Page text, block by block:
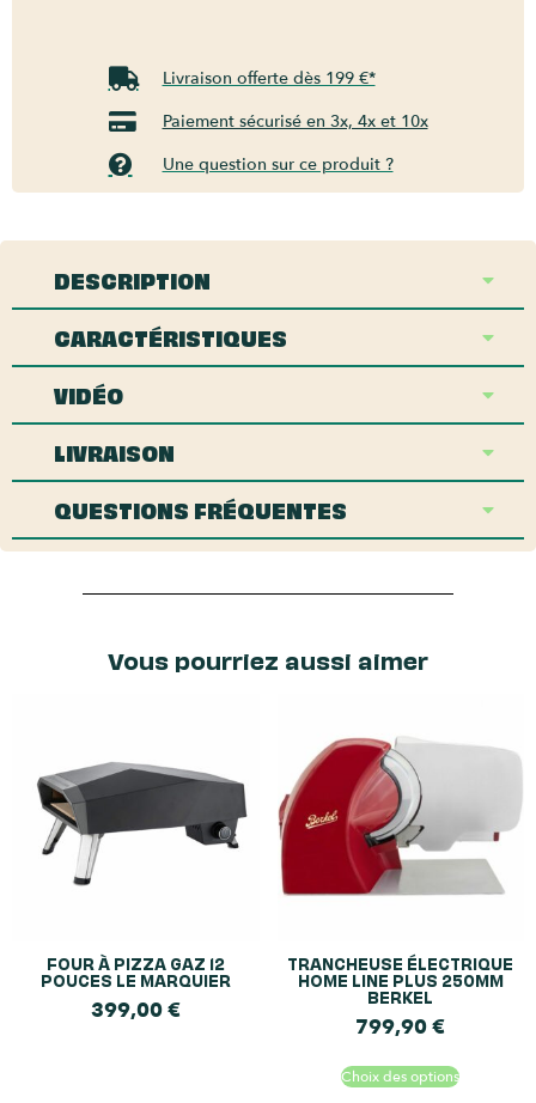
Livraison offerte dès 199 €*
Paiement sécurisé en 3x, 4x et 10x
Une question sur ce produit ?
DESCRIPTION
CARACTÉRISTIQUES
VIDÉO
LIVRAISON
QUESTIONS FRÉQUENTES
Vous pourriez aussi aimer
FOUR À PIZZA GAZ 12
POUCES LE MARQUIER
399,00€
TRANCHEUSE ÉLECTRIQUE
HOME LINE PLUS 250MM
BERKEL
799,90€
Choix des options